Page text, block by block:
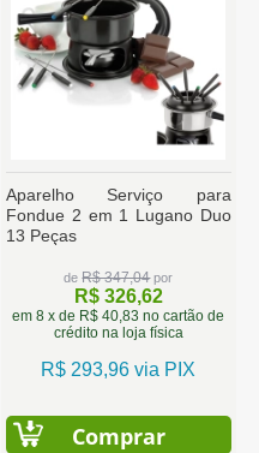
Aparelho Serviço para
Fondue 2 em 1 Lugano Duo
13 Peças
deR$ 347,04por
R$ 326,62
em 8 x de R$ 40,83 no cartão de
crédito na loja física
R$ 293,96 via PIX
Comprar